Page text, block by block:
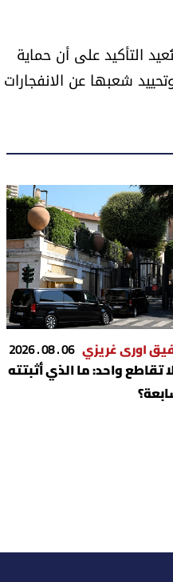
التأكيد على أن حماية
شعبها عن الانفجارات
اورى غريزي 06 . 08 . 2026
تقاطع واحد: ما الذي أثبتته